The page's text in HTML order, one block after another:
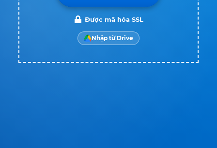
Được mã hóa SSL
Nhập từ Drive